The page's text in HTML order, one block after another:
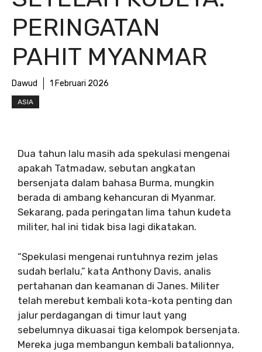
PERINGATAN
PAHIT MYANMAR
Dawud 1 Februari 2026
ASIA
Dua tahun lalu masih ada spekulasi mengenai
apakah Tatmadaw, sebutan angkatan
bersenjata dalam bahasa Burma, mungkin
berada di ambang kehancuran di Myanmar.
Sekarang, pada peringatan lima tahun kudeta
militer, hal ini tidak bisa lagi dikatakan.
“Spekulasi mengenai runtuhnya rezim jelas
sudah berlalu,” kata Anthony Davis, analis
pertahanan dan keamanan di Janes. Militer
telah merebut kembali kota-kota penting dan
jalur perdagangan di timur laut yang
sebelumnya dikuasai tiga kelompok bersenjata.
Mereka juga membangun kembali batalionnya,